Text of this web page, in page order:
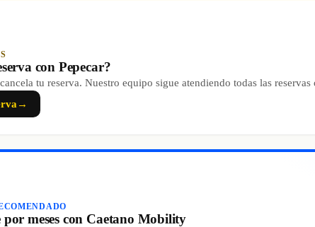
con Pepecar?
tu reserva. Nuestro equipo sigue atendiendo todas las reservas
→
meses con Caetano Mobility